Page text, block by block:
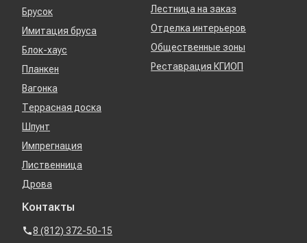
Брусок
Имитация бруса
Блок-хаус
Планкен
Вагонка
Террасная доска
Шпунт
Импрегнация
Лиственница
Дрова
Лестница на заказ
Отделка интерьеров
Общественные зоны
Реставрация КГИОП
Контакты
8 (812) 372-50-15